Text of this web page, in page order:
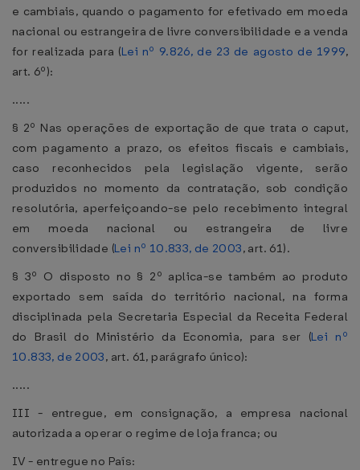
e cambiais, quando o pagamento for efetivado em moeda
nacional ou estrangeira de livre conversibilidade e a venda
for realizada para (Lei nº 9.826, de 23 de agosto de 1999,
art. 6º):
.....
§ 2º Nas operações de exportação de que trata o caput,
com pagamento a prazo, os efeitos fiscais e cambiais,
caso reconhecidos pela legislação vigente, serão
produzidos no momento da contratação, sob condição
resolutória, aperfeiçoando-se pelo recebimento integral
em moeda nacional ou estrangeira de livre
conversibilidade (Lei nº 10.833, de 2003, art. 61).
§ 3º O disposto no § 2º aplica-se também ao produto
exportado sem saída do território nacional, na forma
disciplinada pela Secretaria Especial da Receita Federal
do Brasil do Ministério da Economia, para ser (Lei nº
10.833, de 2003, art. 61, parágrafo único):
.....
III - entregue, em consignação, a empresa nacional
autorizada a operar o regime de loja franca; ou
IV - entregue no País: